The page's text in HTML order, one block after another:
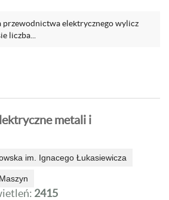
przewodnictwa elektrycznego wylicz
liczba...
metali i
im. Ignacego Łukasiewicza
2415